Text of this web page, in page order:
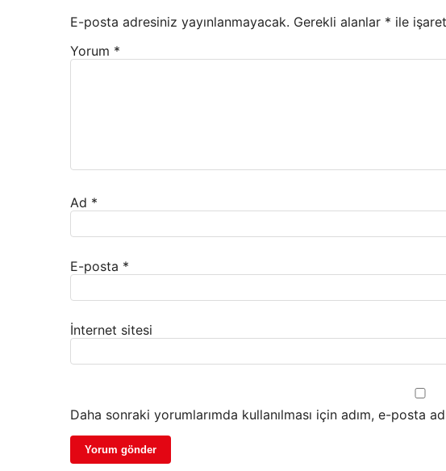
E-posta adresiniz yayınlanmayacak. Gerekli alanlar * ile
Yorum *
Ad *
E-posta *
İnternet sitesi
Daha sonraki yorumlarımda kullanılması için adım, e-posta